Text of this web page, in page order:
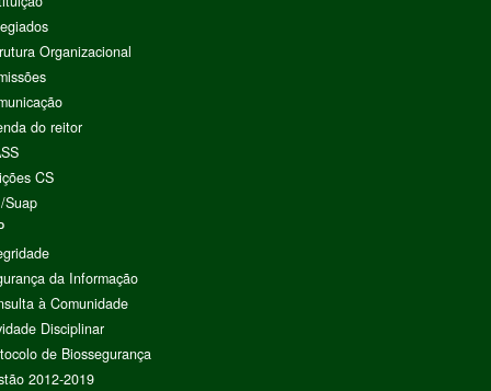
Organizacional
do reitor
CS
Suap
da Informação
à Comunidade
Disciplinar
de Biossegurança
2012-2019